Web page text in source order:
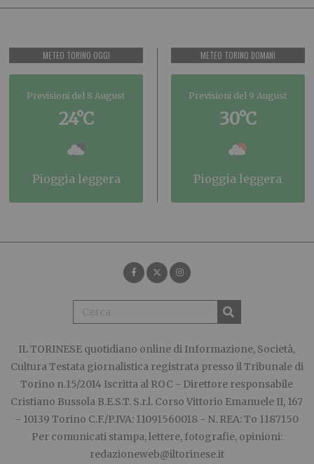
METEO TORINO OGGI
Previsioni del 8 August
24°C
pioggia leggera
METEO TORINO DOMANI
Previsioni del 9 August
30°C
pioggia leggera
IL TORINESE quotidiano online di Informazione, Società,
Cultura Testata giornalistica registrata presso il Tribunale di
Torino n.15/2014 Iscritta al ROC - Direttore responsabile
Cristiano Bussola B.E.S.T. S.r.l. Corso Vittorio Emanuele II, 167
- 10139 Torino C.F./P.IVA: 11091560018 - N. REA: To 1187150
Per comunicati stampa, lettere, fotografie, opinioni:
redazioneweb@iltorinese.it